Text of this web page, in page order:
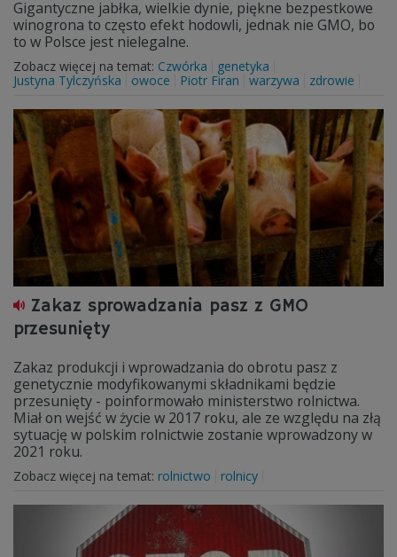
Gigantyczne jabłka, wielkie dynie, piękne bezpestkowe
winogrona to często efekt hodowli, jednak nie GMO, bo
to w Polsce jest nielegalne.
Zobacz więcej na temat: Czwórka
genetyka
Justyna Tylczyńska
owoce Piotr Firan warzywa zdrowie
Zakaz sprowadzania pasz z GMO
przesunięty
Zakaz produkcji i wprowadzania do obrotu pasz z
genetycznie modyfikowanymi składnikami będzie
przesunięty - poinformowało ministerstwo rolnictwa.
Miał on wejść w życie w 2017 roku, ale ze względu na złą
sytuację w polskim rolnictwie zostanie wprowadzony w
2021 roku.
Zobacz więcej na temat: rolnictwo rolnicy